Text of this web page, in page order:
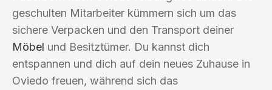
geschulten Mitarbeiter kümmern sich um das
sichere Verpacken und den Transport deiner
Möbel und Besitztümer. Du kannst dich
entspannen und dich auf dein neues Zuhause in
Oviedo freuen, während sich das